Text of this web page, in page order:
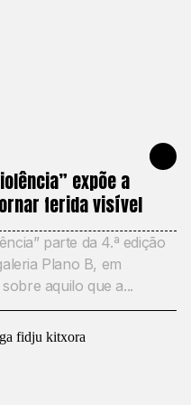
22 DE
expõe a
ferida visível
parte da 4.ª edição
Plano B, em
aquilo que a...